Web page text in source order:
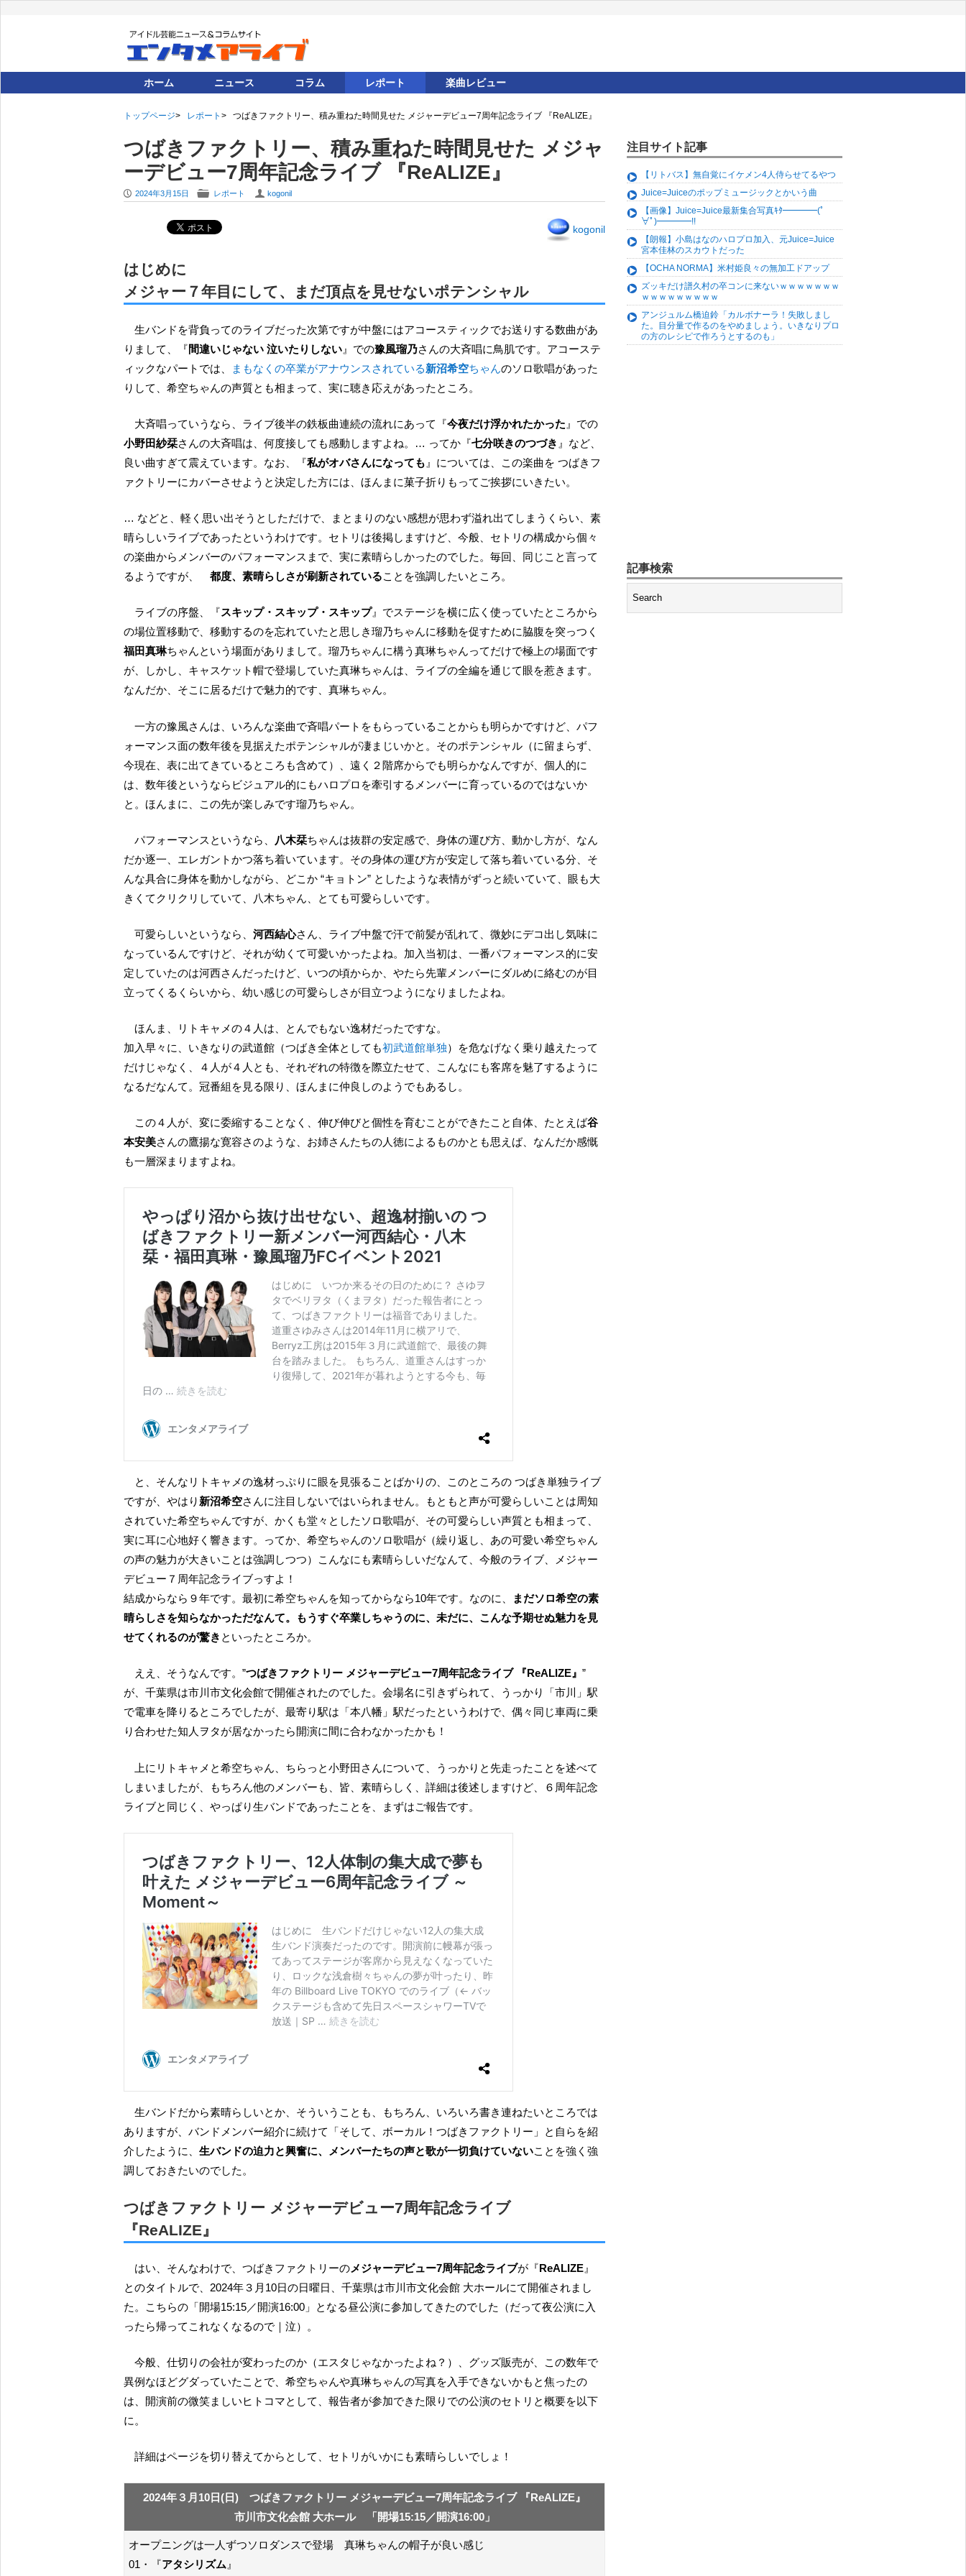
ホーム ニュース コラム レポート 楽曲レビュー
トップページ レポート つばきファクトリー、積み重ねた時間見せた メジャーデビュー7周年記念ライブ 『ReALIZE』
つばきファクトリー、積み重ねた時間見せた メジャ
ーデビュー7周年記念ライブ 『ReALIZE』
P 2024年3月15日 F レポート U kogonil
kogonil
はじめに
メジャー７年目にして、まだ頂点を見せないポテンシャル
生バンドを背負ってのライブだった次第ですが中盤にはアコースティックでお送りする数曲があ
りまして、『間違いじゃない 泣いたりしない 』での豫風瑠乃さんの大斉唱に鳥肌です。アコーステ
ィックなパートでは、
まもなくの卒業がアナウンスされている新沼希空ちゃんのソロ歌唱があった
りして、希空ちゃんの声質とも相まって、実に聴き応えがあったところ。
大斉唱っていうなら、ライブ後半の鉄板曲連続の流れにあって『今夜だけ浮かれたかった 』での
小野田紗栞さんの大斉唱は、何度接しても感動しますよね。… ってか『七分咲きのつづき 』など、
良い曲すぎて震えています。なお、『私がオバさんになっても 』については、この楽曲を つばきフ
ァクトリーにカバーさせようと決定した方には、ほんまに菓子折りもってご挨拶にいきたい。
… などと、軽く思い出そうとしただけで、まとまりのない感想が思わず溢れ出てしまうくらい、素
晴らしいライブであったというわけです。セトリは後掲しますけど、今般、セトリの構成から個々
の楽曲からメンバーのパフォーマンスまで、実に素晴らしかったのでした。毎回、同じこと言って
るようですが、
都度、素晴らしさが刷新されていることを強調したいところ。
ライブの序盤、『スキップ・スキップ・スキップ』でステージを横に広く使っていたところから
の場位置移動で、移動するのを忘れていたと思しき瑠乃ちゃんに移動を促すために脇腹を突っつく
福田真琳ちゃんという場面がありまして。瑠乃ちゃんに構う真琳ちゃんってだけで極上の場面です
が、しかし、キャスケット帽で登場していた真琳ちゃんは、ライブの全編を通じて眼を惹きます。
なんだか、そこに居るだけで魅力的です、真琳ちゃん。
一方の豫風さんは、いろんな楽曲で斉唱パートをもらっていることからも明らかですけど、パフ
ォーマンス面の数年後を見据えたポテンシャルが凄まじいかと。そのポテンシャル（に留まらず、
今現在、表に出てきているところも含めて）、遠く２階席からでも明らかなんですが、個人的に
は、数年後というならビジュアル的にもハロプロを牽引するメンバーに育っているのではないか
と。ほんまに、この先が楽しみです瑠乃ちゃん。
パフォーマンスというなら、 八木栞ちゃんは抜群の安定感で、身体の運び方、動かし方が、なん
だか逐一、エレガントかつ落ち着いています。その身体の運び方が安定して落ち着いている分、そ
んな具合に身体を動かしながら、どこか “キョトン” としたような表情がずっと続いていて、眼も大
きくてクリクリしていて、八木ちゃん、とても可愛らしいです。
可愛らしいというなら、河西結心さん、ライブ中盤で汗で前髪が乱れて、微妙にデコ出し気味に
なっているんですけど、それが幼くて可愛いかったよね。加入当初は、一番パフォーマンス的に安
定していたのは河西さんだったけど、いつの頃からか、やたら先輩メンバーにダルめに絡むのが目
立ってくるくらいから、幼い感じの可愛らしさが目立つようになりましたよね。
ほんま、リトキャメの４人は、とんでもない逸材だったですな。
加入早々に、いきなりの武道館（つばき全体としても初武道館単独）を危なげなく乗り越えたって
だけじゃなく、４人が４人とも、それぞれの特徴を際立たせて、こんなにも客席を魅了するように
なるだなんて。冠番組を見る限り、ほんまに仲良しのようでもあるし。
この４人が、変に委縮することなく、伸び伸びと個性を育むことができたこと自体、たとえば谷
本安美さんの鷹揚な寛容さのような、お姉さんたちの人徳によるものかとも思えば、なんだか感慨
も一層深まりますよね。
と、そんなリトキャメの逸材っぷりに眼を見張ることばかりの、このところの つばき単独ライブ
ですが、やはり 新沼希空さんに注目しないではいられません。もともと声が可愛らしいことは周知
されていた希空ちゃんですが、かくも堂々としたソロ歌唱が、その可愛らしい声質とも相まって、
実に耳に心地好く響きます。ってか、希空ちゃんのソロ歌唱が（繰り返し、あの可愛い希空ちゃん
の声の魅力が大きいことは強調しつつ）こんなにも素晴らしいだなんて、今般のライブ、メジャー
デビュー７周年記念ライブっすよ！
結成からなら９年です。最初に希空ちゃんを知ってからなら10年です。なのに、
まだソロ希空の素
晴らしさを知らなかっただなんて。もうすぐ卒業しちゃうのに、未だに、こんな予期せぬ魅力を見
せてくれるのが驚き といったところか。
ええ、そうなんです。”つばきファクトリー メジャーデビュー7周年記念ライブ 『ReALIZE』”
が、千葉県は市川市文化会館で開催されたのでした。会場名に引きずられて、うっかり「市川」駅
で電車を降りるところでしたが、最寄り駅は「本八幡」駅だったというわけで、偶々同じ車両に乗
り合わせた知人ヲタが居なかったら開演に間に合わなかったかも！
上にリトキャメと希空ちゃん、ちらっと小野田さんについて、うっかりと先走ったことを述べて
しまいましたが、もちろん他のメンバーも、皆、素晴らしく、詳細は後述しますけど、６周年記念
ライブと同じく、やっぱり生バンドであったことを、まずはご報告です。
生バンドだから素晴らしいとか、そういうことも、もちろん、いろいろ書き連ねたいところでは
ありますが、バンドメンバー紹介に続けて「そして、ボーカル！つばきファクトリー」と自らを紹
介したように、 生バンドの迫力と興奮に、メンバーたちの声と歌が一切負けていないことを強く強
調しておきたいのでした。
つばきファクトリー メジャーデビュー7周年記念ライブ
『ReALIZE』
はい、そんなわけで、つばきファクトリーのメジャーデビュー7周年記念ライブが『ReALIZE 』
とのタイトルで、2024年３月10日の日曜日、千葉県は市川市文化会館 大ホールにて開催されまし
た。こちらの「開場15:15／開演16:00」となる昼公演に参加してきたのでした（だって夜公演に入
ったら帰ってこれなくなるので｜泣）。
今般、仕切りの会社が変わったのか（エスタじゃなかったよね？）、グッズ販売が、この数年で
異例なほどグダっていたことで、希空ちゃんや真琳ちゃんの写真を入手できないかもと焦ったの
は、開演前の微笑ましいヒトコマとして、報告者が参加できた限りでの公演のセトリと概要を以下
に。
詳細はページを切り替えてからとして、セトリがいかにも素晴らしいでしょ！
2024年３月10日(日) つばきファクトリー メジャーデビュー7周年記念ライブ 『ReALIZE』
市川市文化会館 大ホール 「開場15:15／開演16:00」
オープニングは一人ずつソロダンスで登場 真琳ちゃんの帽子が良い感じ
01・『アタシリズム』
注目サイト記事
【リトバス】無自覚にイケメン4人侍らせてるやつ
Juice=Juiceのポップミュージックとかいう曲
【画像】Juice=Juice最新集合写真ｷﾀ━━━━(ﾟ
∀ﾟ)━━━━!!
【朗報】小島はなのハロプロ加入、元Juice=Juice
宮本佳林のスカウトだった
【OCHA NORMA】米村姫良々の無加工ドアップ
ズッキだけ譜久村の卒コンに来ないｗｗｗｗｗｗｗ
ｗｗｗｗｗｗｗｗｗ
アンジュルム橋迫鈴「カルボナーラ！失敗しまし
た。目分量で作るのをやめましょう。いきなりプロ
の方のレシピで作ろうとするのも」
記事検索